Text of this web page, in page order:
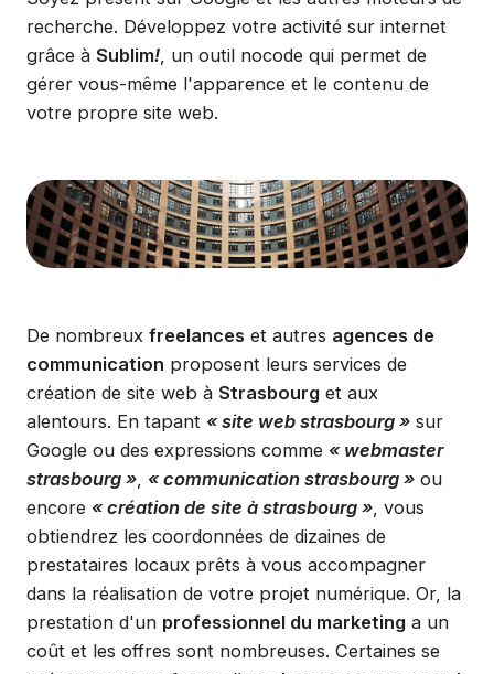
recherche. Développez votre activité sur internet
grâce à Sublim!, un outil nocode qui permet de
gérer vous-même l'apparence et le contenu de
votre propre site web.
De nombreux freelances et autres agences de
communication proposent leurs services de
création de site web à Strasbourg et aux
alentours. En tapant « site web strasbourg » sur
Google ou des expressions comme « webmaster
strasbourg », « communication strasbourg » ou
encore « création de site à strasbourg », vous
obtiendrez les coordonnées de dizaines de
prestataires locaux prêts à vous accompagner
dans la réalisation de votre projet numérique. Or, la
prestation d'un professionnel du marketing a un
coût et les offres sont nombreuses. Certaines se